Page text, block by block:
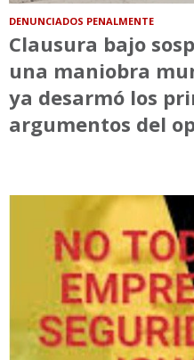
DENUNCIADOS PENALMENTE
Clausura bajo
una maniobra
ya desarmó los
argumentos del